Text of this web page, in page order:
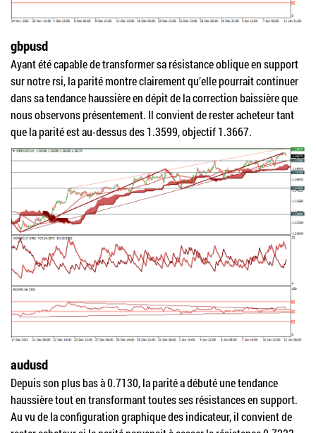
gbpusd
Ayant été capable de transformer sa résistance oblique en support
sur notre rsi, la parité montre clairement qu’elle pourrait continuer
dans sa tendance haussière en dépit de la correction baissière que
nous observons présentement. Il convient de rester acheteur tant
que la parité est au-dessus des 1.3599, objectif 1.3667.
audusd
Depuis son plus bas à 0.7130, la parité a débuté une tendance
haussière tout en transformant toutes ses résistances en support.
Au vu de la configuration graphique des indicateur, il convient de